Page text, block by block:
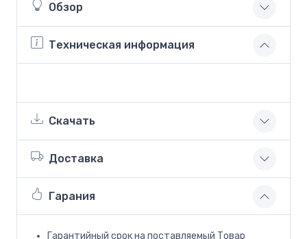
Обзор
Техническая информация
Скачать
Доставка
Гарания
Гарантийный срок на поставляемый Товар